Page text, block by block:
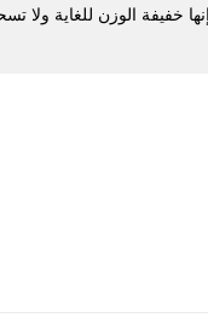
خفيفة الوزن للغاية